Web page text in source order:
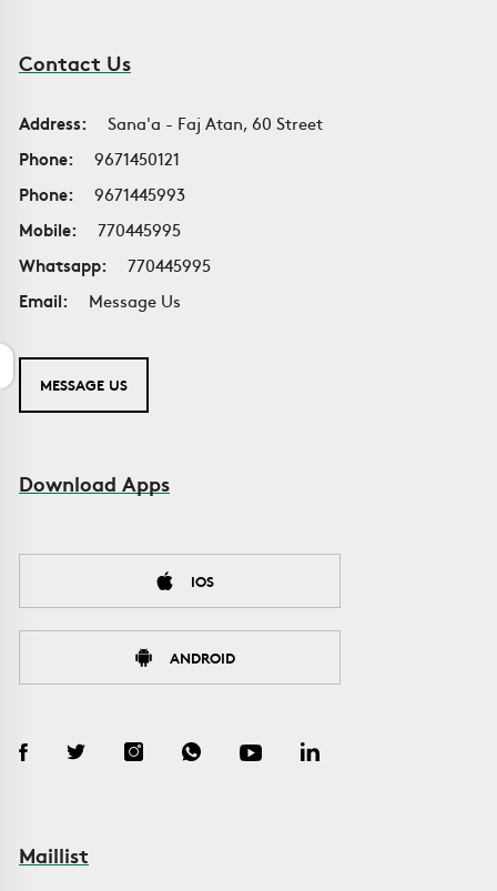
Contact Us
Address:
Sana'a - Faj Atan, 60 Street
Phone:
9671450121
Phone:
9671445993
Mobile:
770445995
Whatsapp:
770445995
Email:
Message Us
MESSAGE US
Download Apps
IOS
ANDROID
Maillist